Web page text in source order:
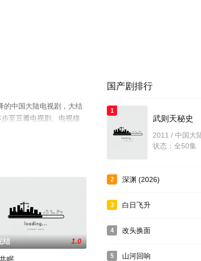
的中国大陆电视剧，大结
至豆瓣电视剧、电视猫
结 1.0
眠
国产剧排行
1
武则天秘史
状态：全50集
2 深渊 (2026)
3 白日飞升
4 改头换面
5 山河回响